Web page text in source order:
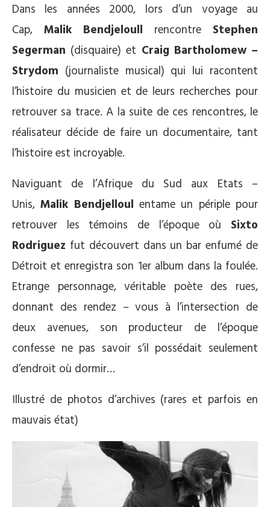
Dans les années 2000, lors d’un voyage au
Cap, Malik Bendjeloull rencontre Stephen
Segerman (disquaire) et Craig Bartholomew –
Strydom (journaliste musical) qui lui racontent
l’histoire du musicien et de leurs recherches pour
retrouver sa trace. A la suite de ces rencontres, le
réalisateur décide de faire un documentaire, tant
l’histoire est incroyable.
Naviguant de l’Afrique du Sud aux Etats –
Unis,Malik Bendjelloul entame un périple pour
retrouver les témoins de l’époque où Sixto
Rodriguez fut découvert dans un bar enfumé de
Détroit et enregistra son 1er album dans la foulée.
Etrange personnage, véritable poète des rues,
donnant des rendez – vous à l’intersection de
deux avenues, son producteur de l’époque
confesse ne pas savoir s’il possédait seulement
d’endroit où dormir…
Illustré de photos d’archives (rares et parfois en
mauvais état)